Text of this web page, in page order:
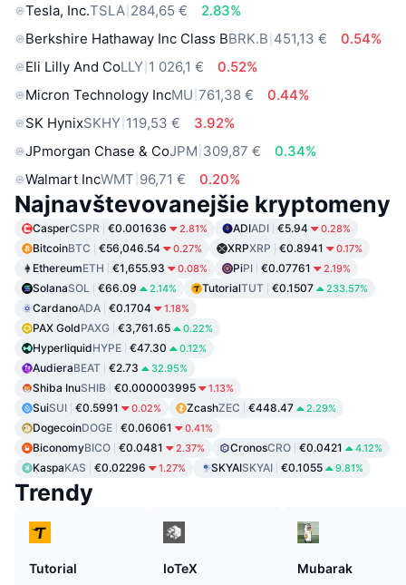
Tesla, Inc.TSLA 284,65 €
2.83%
Berkshire Hathaway Inc Class BBRK.B 451,13 €
0.54%
Eli Lilly And CoLLY 1 026,1 €
0.52%
Micron Technology IncMU 761,38 €
0.44%
SK HynixSKHY 119,53 €
3.92%
JPmorgan Chase & CoJPM 309,87 €
0.34%
Walmart IncWMT 96,71 € 0.20%
Najnavštevovanejšie kryptomeny
CasperCSPR €0.001636 2.81% ADIADI €5.94 0.28%
BitcoinBTC €56,046.54 0.27% XRPXRP €0.8941 0.17%
EthereumETH €1,655.93 0.08% PiPI €0.07761 2.19%
SolanaSOL €66.09 2.14% TutorialTUT €0.1507 233.57%
CardanoADA €0.1704 1.18%
PAX GoldPAXG €3,761.65 0.22%
HyperliquidHYPE €47.30 0.12%
AudieraBEAT €2.73 32.95%
Shiba InuSHIB €0.000003995 1.13%
SuiSUI €0.5991 0.02% ZcashZEC €448.47 2.29%
DogecoinDOGE €0.06061 0.41%
BiconomyBICO €0.0481 2.37% CronosCRO €0.0421 4.12%
KaspaKAS €0.02296 1.27% SKYAISKYAI €0.1055 9.81%
Trendy
Tutorial
IoTeX
Mubarak